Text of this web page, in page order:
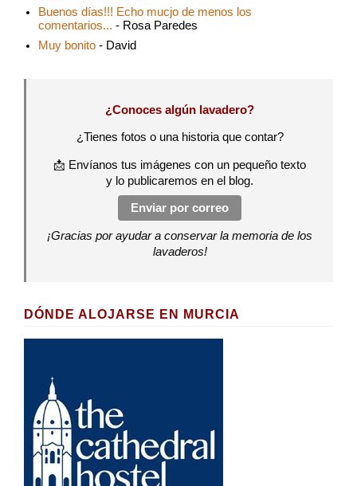
Buenos días!!! Echo mucjo de menos los
comentarios... - Rosa Paredes
Muy bonito - David
¿Conoces algún lavadero?
¿Tienes fotos o una historia que contar?
📩 Envíanos tus imágenes con un pequeño texto
y lo publicaremos en el blog.
Enviar por correo
¡Gracias por ayudar a conservar la memoria de los
lavaderos!
DÓNDE ALOJARSE EN MURCIA